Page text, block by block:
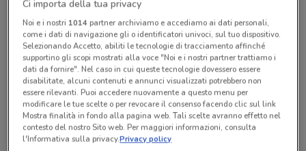
Chiama il negozio
Lunedì n.d.
Martedì n.d.
Mercoledì n.d.
Giovedì n.d.
Venerdì n.d.
Sabato n.d.
Domenica n.d.
055 8825791
Papaya Viaggi Sede
Ci importa della tua privacy
Noi e i nostri 1014partner archiviamo e accediamo ai dati personali,
come i dati di navigazione gli o identificatori univoci, sul tuo dispositivo.
Selezionando Accetto, abiliti le tecnologie di tracciamento affinché
supportino gli scopi mostrati alla voce "Noi e i nostri partner trattiamo i
dati da fornire". Nel caso in cui queste tecnologie dovessero essere
disabilitate, alcuni contenuti e annunci visualizzati potrebbero non
essere rilevanti. Puoi accedere nuovamente a questo menu per
modificare le tue scelte o per revocare il consenso facendo clic sul link
Mostra finalità in fondo alla pagina web. Tali scelte avranno effetto nel
contesto del nostro Sito web. Per maggiori informazioni, consulta
l'Informativa sulla privacy.Privacy policy